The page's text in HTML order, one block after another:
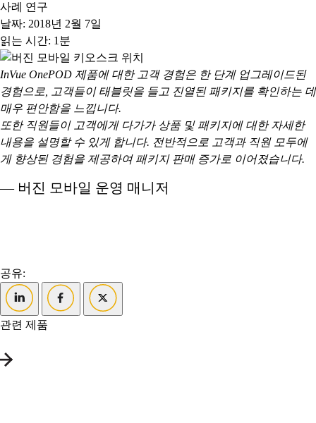
사례 연구
날짜: 2018년 2월 7일
읽는 시간: 1분
InVue OnePOD 제품에 대한 고객 경험은 한 단계 업그레이드된
경험으로, 고객들이 태블릿을 들고 진열된 패키지를 확인하는 데
매우 편안함을 느낍니다.
또한 직원들이 고객에게 다가가 상품 및 패키지에 대한 자세한
내용을 설명할 수 있게 합니다. 전반적으로 고객과 직원 모두에
게 향상된 경험을 제공하여 패키지 판매 증가로 이어졌습니다.
— 버진 모바일 운영 매니저
공유:
관련 제품